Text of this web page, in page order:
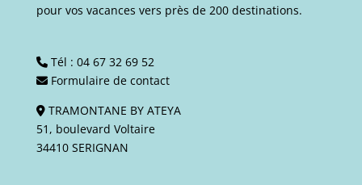
pour vos vacances vers près de 200 destinations.
Tél : 04 67 32 69 52
Formulaire de contact
TRAMONTANE BY ATEYA
51, boulevard Voltaire
34410 SERIGNAN